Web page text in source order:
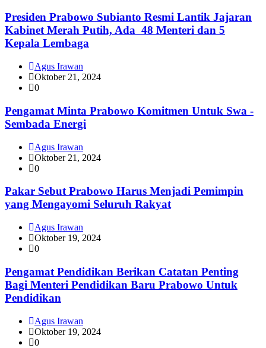
Presiden Prabowo Subianto Resmi Lantik Jajaran
Kabinet Merah Putih, Ada 48 Menteri dan 5
Kepala Lembaga
Agus Irawan
Oktober 21, 2024
0
Pengamat Minta Prabowo Komitmen Untuk Swa -
Sembada Energi
Agus Irawan
Oktober 21, 2024
0
Pakar Sebut Prabowo Harus Menjadi Pemimpin
yang Mengayomi Seluruh Rakyat
Agus Irawan
Oktober 19, 2024
0
Pengamat Pendidikan Berikan Catatan Penting
Bagi Menteri Pendidikan Baru Prabowo Untuk
Pendidikan
Agus Irawan
Oktober 19, 2024
0